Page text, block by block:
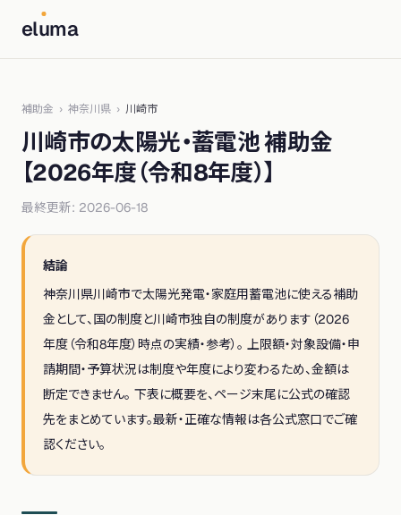
eluma
補助金 › 神奈川県 › 川崎市
川崎市の太陽光・蓄電池 補助金
【2026年度（令和8年度）】
最終更新: 2026-06-18
結論
神奈川県川崎市で太陽光発電・家庭用蓄電池に使える補助
金として、国の制度と川崎市独自の制度があります（2026
年度（令和8年度） 時点の実績・参考）。 上限額・対象設備・申
請期間・予算状況は制度や年度により変わるため、金額は
断定できません。 下表に概要を、ページ末尾に公式の確認
先をまとめています。最新・正確な情報は各公式窓口でご確
認ください。